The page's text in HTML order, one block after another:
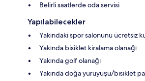
Belirli saatlerde oda servisi
Yapılabilecekler
Yakındaki spor salonunu ücretsiz
Yakında bisiklet kiralama olanağı
Yakında golf olanağı
Yakında doğa yürüyüşü/bisiklet